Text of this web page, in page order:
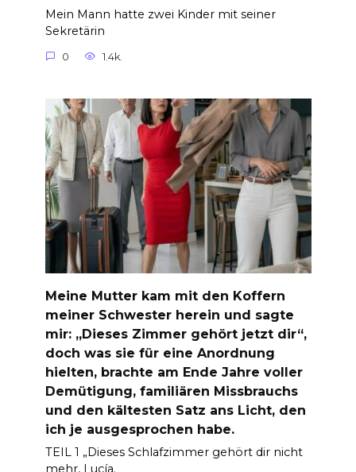
Mein Mann hatte zwei Kinder mit seiner
Sekretärin
0 1.4k.
Meine Mutter kam mit den Koffern
meiner Schwester herein und sagte
mir: „Dieses Zimmer gehört jetzt dir“,
doch was sie für eine Anordnung
hielten, brachte am Ende Jahre voller
Demütigung, familiären Missbrauchs
und den kältesten Satz ans Licht, den
ich je ausgesprochen habe.
TEIL 1 „Dieses Schlafzimmer gehört dir nicht
mehr, Lucía.